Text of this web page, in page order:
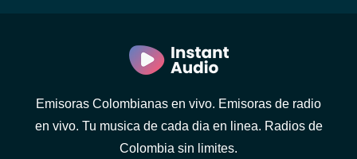
Emisoras Colombianas en vivo. Emisoras de radio
en vivo. Tu musica de cada dia en linea. Radios de
Colombia sin limites.